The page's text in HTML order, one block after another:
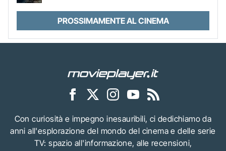
PROSSIMAMENTE AL CINEMA
Con curiosità e impegno inesauribili, ci dedichiamo da
anni all'esplorazione del mondo del cinema e delle serie
TV: spazio all'informazione, alle recensioni,